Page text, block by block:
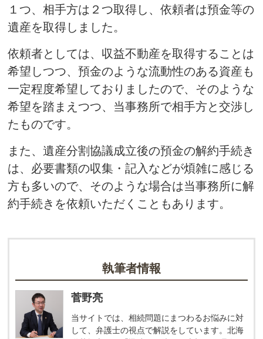
１つ、相手方は２つ取得し、依頼者は預金等の
遺産を取得しました。
依頼者としては、収益不動産を取得することは
希望しつつ、預金のような流動性のある資産も
一定程度希望しておりましたので、そのような
希望を踏まえつつ、当事務所で相手方と交渉し
たものです。
また、遺産分割協議成立後の預金の解約手続き
は、必要書類の収集・記入などが煩雑に感じる
方も多いので、そのような場合は当事務所に解
約手続きを依頼いただくこともあります。
執筆者情報
菅野亮
当サイトでは、相続問題にまつわるお悩みに対
して、弁護士の視点で解説をしています。北海